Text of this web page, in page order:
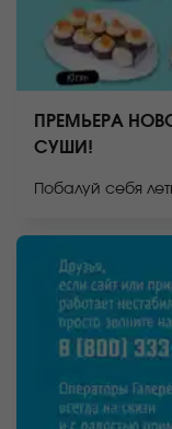
ПРЕМЬЕРА
СУШИ!
Побалуй себя